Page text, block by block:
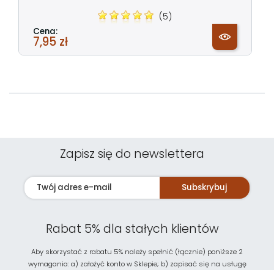
(5)
Cena:
7,95 zł
Zapisz się do newslettera
Subskrybuj
Rabat 5% dla stałych klientów
Aby skorzystać z rabatu 5% należy spełnić (łącznie) poniższe 2
wymagania: a) założyć konto w Sklepie; b) zapisać się na usługę